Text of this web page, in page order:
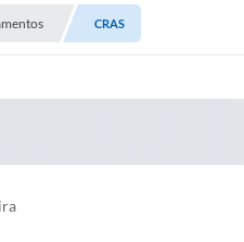
CRAS